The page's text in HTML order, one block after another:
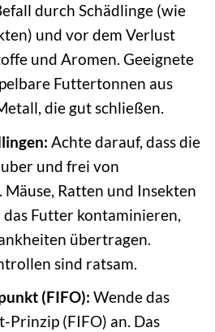
durch Schädlinge (wie
und vor dem Verlust
und Aromen. Geeignete
Futtertonnen aus
die gut schließen.
Achte darauf, dass die
und frei von
Mäuse, Ratten und Insekten
Futter kontaminieren,
übertragen.
sind ratsam.
(FIFO): Wende das
(FIFO) an. Das